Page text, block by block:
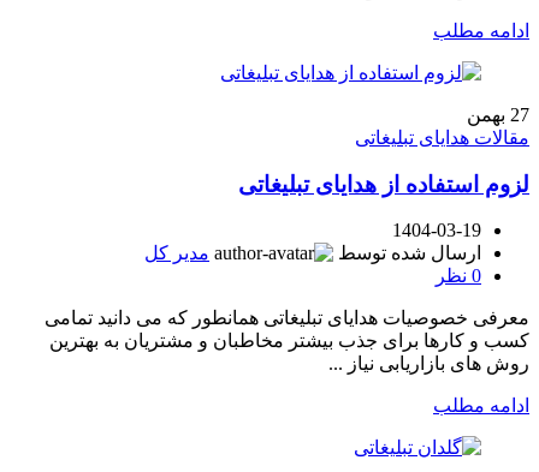
ادامه مطلب
27 بهمن
مقالات هدایای تبلیغاتی
لزوم استفاده از هدایای تبلیغاتی
1404-03-19
ارسال شده توسط
مدیر کل
0 نظر
معرفی خصوصیات هدایای تبلیغاتی همانطور که می دانید تمامی
کسب و کارها برای جذب بیشتر مخاطبان و مشتریان به بهترین
روش های بازاریابی نیاز ...
ادامه مطلب